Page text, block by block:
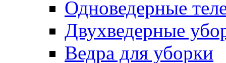
Одноведерные
Двухведерные
Ведра для уборки